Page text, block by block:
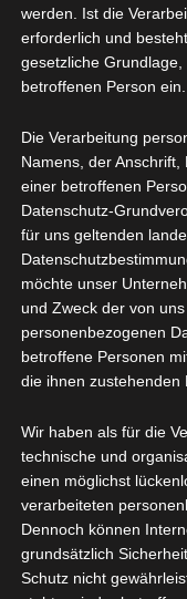
Kristall,
Leopold
Wenn
so fordern Sie
Wasser
werden. Ist die
erforderlich und
gesetzliche
betroffenen Person ein.
Die Verarbeitung
Namens, der
einer betroffenen
Datenschutz-
für uns geltenden
möchte unser
und Zweck der von
personenbezogenen
betroffene Personen
die ihnen zustehenden
Wir haben als für die
technische und
einen möglichst
verarbeiteten
Dennoch können
grundsätzlich
Schutz nicht